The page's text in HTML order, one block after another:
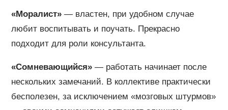
«Моралист»— властен, при удобном случае
любит воспитывать и поучать. Прекрасно
подходит для роли консультанта.
«Сомневающийся»— работать начинает после
нескольких замечаний. В коллективе практически
бесполезен, за исключением «мозговых штурмов»